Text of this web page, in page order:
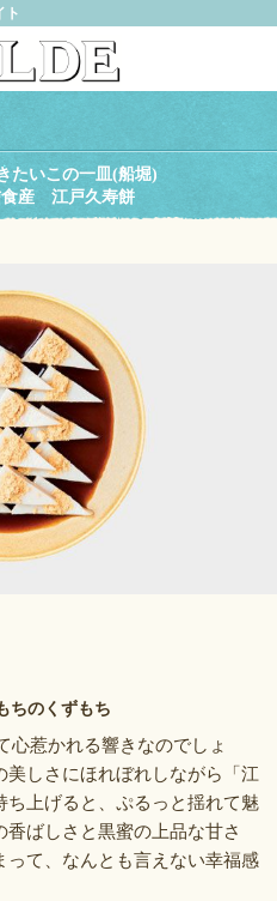
ト
たいこの一皿(船堀)
産 江戸久寿餅
ちのくずもち
惹かれる響きなのでしょ
美しさにほれぼれしながら「江
ち上げると、ぷるっと揺れて魅
ばしさと黒蜜の上品な甘さ
って、なんとも言えない幸福感